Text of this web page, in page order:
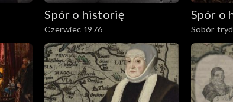
Spór o historię
Czerwiec 1976
Spór o
Sobór